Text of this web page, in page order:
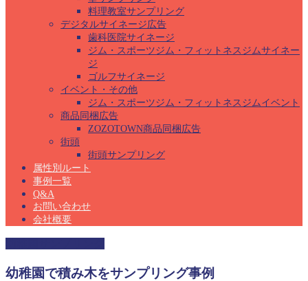
料理教室サンプリング
デジタルサイネージ広告
歯科医院サイネージ
ジム・スポーツジム・フィットネスジムサイネー
ジ
ゴルフサイネージ
イベント・その他
ジム・スポーツジム・フィットネスジムイベント
商品同梱広告
ZOZOTOWN商品同梱広告
街頭
街頭サンプリング
属性別ルート
事例一覧
Q&A
お問い合わせ
会社概要
幼稚園で積み木をサンプリング事例